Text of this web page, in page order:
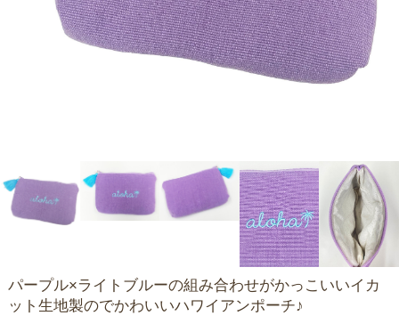
パープル×ライトブルーの組み合わせがかっこいいイカ
ット生地製のでかわいいハワイアンポーチ♪